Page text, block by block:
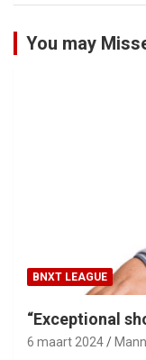
You may
BNXT LEAGUE
“Exceptional
6 maart 2024